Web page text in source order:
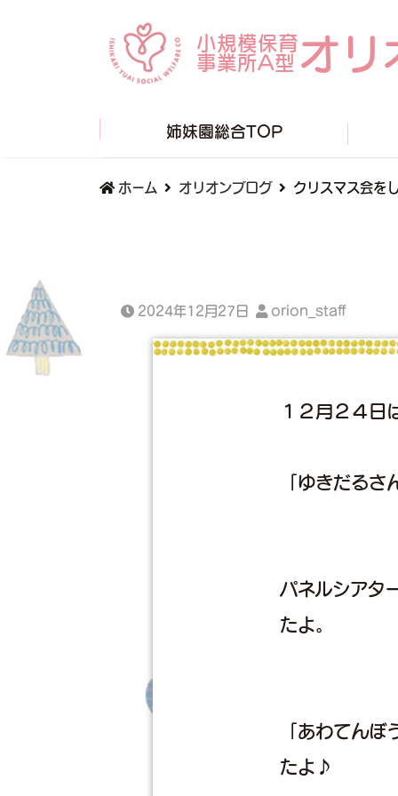
小規模保育
事業所A型 オリ
姉妹園総合TOP
ホーム オリオンブログ クリスマス会を
2024年12月27日 orion_staff
１２月２４日
「ゆきだる
パネルシアタ
たよ。
「あわてん
たよ♪